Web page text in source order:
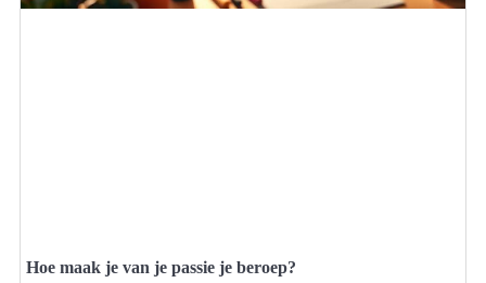
Hoe maak je van je passie je beroep?